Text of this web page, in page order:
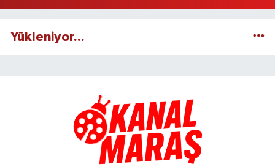
Yükleniyor...